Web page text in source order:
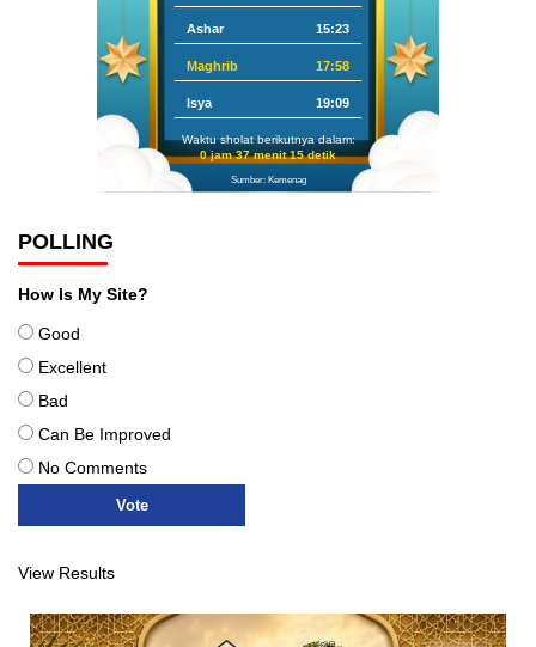
Ashar 15:23
Maghrib 17:58
Isya 19:09
Waktu sholat berikutnya dalam:
0 jam 37 menit 14 detik
Sumber: Kemenag
POLLING
How Is My Site?
Good
Excellent
Bad
Can Be Improved
No Comments
View Results